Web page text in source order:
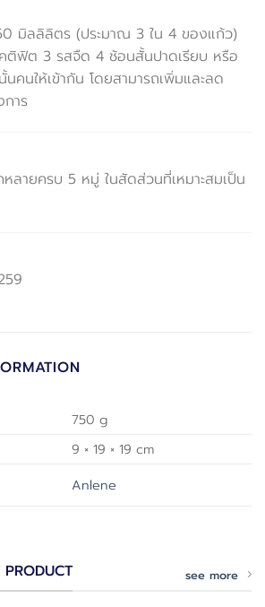
มิลลิลิตร (ประมาณ 3 ใน 4 ของแก้ว)
ฟิต 3 รสจืด 4 ช้อนสั้นปาดเรียบ หรือ
คนให้เข้ากัน โดยสามารถเพิ่มและลด
าร
ลายครบ 5 หมู่ ในสัดส่วนที่เหมาะสมเป็น
750 g
9 × 19 × 19 cm
Anlene
see more